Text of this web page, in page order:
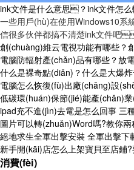
ink文件是什么意思？ink文件怎
一些用戶(hù)在使用Windows10
信很多伙伴都搞不清楚ink文件
創(chuàng)維云電視功能有哪些？
電腦防輻射產(chǎn)品有哪些？
什么是裸奇點(diǎn)？什么是大爆
電腦怎么恢復(fù)出廠(chǎng)設
低碳環(huán)保節(jié)能產(chǎn)
ipad充不進(jìn)去電是怎么回事 三
圖片可以轉(zhuǎn)Word嗎?教你
絕地求生全軍出擊安裝 全軍出擊下
新手開(kāi)店怎么上架寶貝至店鋪
消費(fèi)